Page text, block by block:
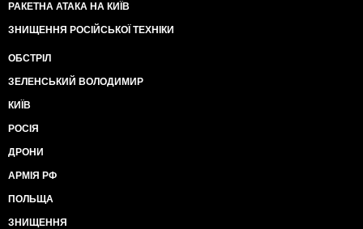
РАКЕТНА АТАКА НА КИЇВ
ЗНИЩЕННЯ РОСІЙСЬКОЇ ТЕХНІКИ
ОБСТРІЛ
ЗЕЛЕНСЬКИЙ ВОЛОДИМИР
КИЇВ
РОСІЯ
ДРОНИ
АРМІЯ РФ
ПОЛЬЩА
ЗНИЩЕННЯ